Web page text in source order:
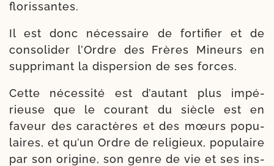
florissantes.
Il est donc néces­saire de for­ti­fier et de
conso­li­der l’Ordre des Frères Mineurs en
sup­pri­mant la dis­per­sion de ses forces.
Cette néces­si­té est d’au­tant plus impé­
rieuse que le cou­rant du siècle est en
faveur des carac­tères et des mœurs popu­
laires, et qu’un Ordre de reli­gieux, popu­laire
par son ori­gine, son genre de vie et ses ins­